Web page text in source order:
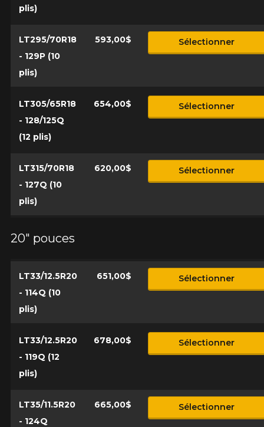
plis)
LT295/70R18
- 129P (10
plis)
593,00$ Sélectionner
LT305/65R18
- 128/125Q
(12 plis)
654,00$ Sélectionner
LT315/70R18
- 127Q (10
plis)
620,00$ Sélectionner
20" pouces
LT33/12.5R20
- 114Q (10
plis)
651,00$ Sélectionner
LT33/12.5R20
- 119Q (12
plis)
678,00$ Sélectionner
LT35/11.5R20
- 124Q
665,00$ Sélectionner